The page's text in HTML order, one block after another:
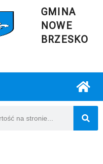
GMINA
NOWE
BRZESKO